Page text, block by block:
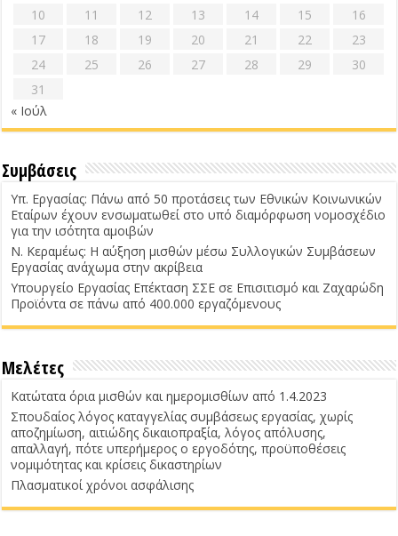
10
11 12 13 14 15
16
17
18 19 20 21 22
23
24
25 26 27 28 29
30
31
« Ιούλ
Συμβάσεις
Υπ. Εργασίας: Πάνω από 50 προτάσεις των Εθνικών Κοινωνικών
Εταίρων έχουν ενσωματωθεί στο υπό διαμόρφωση νομοσχέδιο
για την ισότητα αμοιβών
Ν. Κεραμέως: Η αύξηση μισθών μέσω Συλλογικών Συμβάσεων
Εργασίας ανάχωμα στην ακρίβεια
Υπουργείο Εργασίας Επέκταση ΣΣΕ σε Επισιτισμό και Ζαχαρώδη
Προϊόντα σε πάνω από 400.000 εργαζόμενους
Μελέτες
Κατώτατα όρια μισθών και ημερομισθίων από 1.4.2023
Σπουδαίος λόγος καταγγελίας συμβάσεως εργασίας, χωρίς
αποζημίωση, αιτιώδης δικαιοπραξία, λόγος απόλυσης,
απαλλαγή, πότε υπερήμερος ο εργοδότης, προϋποθέσεις
νομιμότητας και κρίσεις δικαστηρίων
Πλασματικοί χρόνοι ασφάλισης